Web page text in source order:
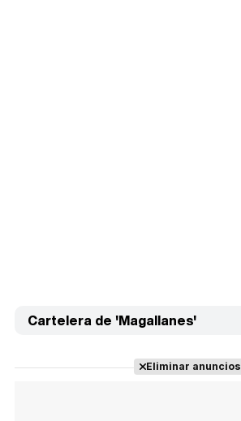
Cartelera de 'Magallanes'
Eliminar anuncios